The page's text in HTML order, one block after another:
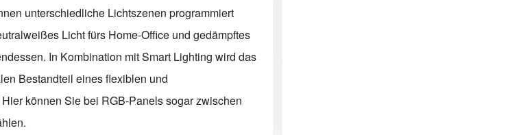
unterschiedliche Lichtszenen programmiert
Licht fürs Home-Office und gedämpftes
In Kombination mit Smart Lighting wird das
Bestandteil eines flexiblen und
können Sie bei RGB-Panels sogar zwischen